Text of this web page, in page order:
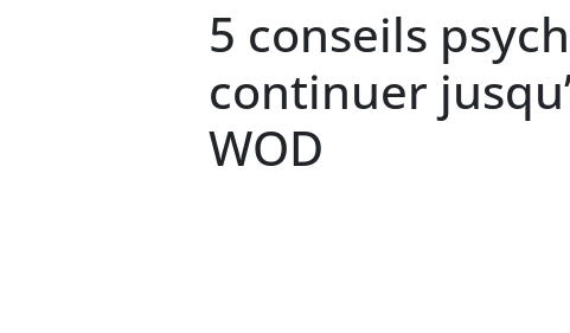
5 conseils
continuer
WOD